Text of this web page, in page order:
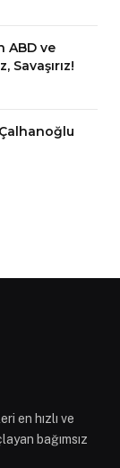
ABD ve
Savaşırız!
en hızlı ve
bağımsız